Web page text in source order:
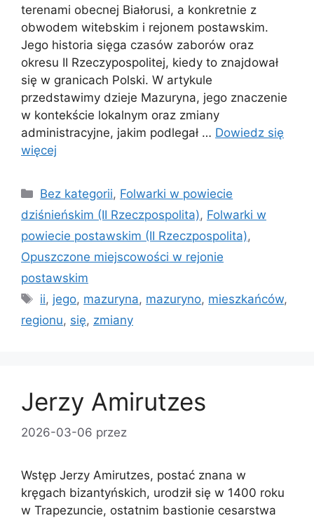
terenami obecnej Białorusi, a konkretnie z
obwodem witebskim i rejonem postawskim.
Jego historia sięga czasów zaborów oraz
okresu II Rzeczypospolitej, kiedy to znajdował
się w granicach Polski. W artykule
przedstawimy dzieje Mazuryna, jego znaczenie
w kontekście lokalnym oraz zmiany
administracyjne, jakim podlegał … Dowiedz się
więcej
Kategorie
Bez kategorii, Folwarki w powiecie
dziśnieńskim (II Rzeczpospolita), Folwarki w
powiecie postawskim (II Rzeczpospolita),
Opuszczone miejscowości w rejonie
postawskim
Tagi
ii, jego, mazuryna, mazuryno, mieszkańców,
regionu, się, zmiany
Jerzy Amirutzes
2026-03-06 przez
Wstęp Jerzy Amirutzes, postać znana w
kręgach bizantyńskich, urodził się w 1400 roku
w Trapezuncie, ostatnim bastionie cesarstwa